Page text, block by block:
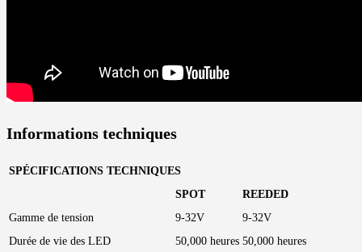
Informations techniques
SPÉCIFICATIONS TECHNIQUES
SPOT
REEDED
Gamme de tension
9-32V
9-32V
Durée de vie des LED
50,000 heures 50,000 heures